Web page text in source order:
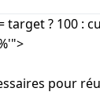
target ? 100 :
pour